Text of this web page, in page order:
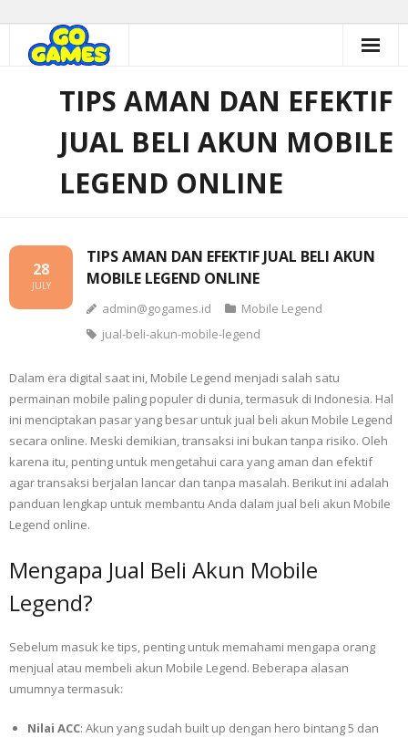
TIPS AMAN DAN EFEKTIF
JUAL BELI AKUN MOBILE
LEGEND ONLINE
TIPS AMAN DAN EFEKTIF JUAL BELI AKUN
MOBILE LEGEND ONLINE
28
JULY
admin@gogames.id
Mobile Legend
jual-beli-akun-mobile-legend
Dalam era digital saat ini, Mobile Legend menjadi salah satu
permainan mobile paling populer di dunia, termasuk di Indonesia. Hal
ini menciptakan pasar yang besar untuk jual beli akun Mobile Legend
secara online. Meski demikian, transaksi ini bukan tanpa risiko. Oleh
karena itu, penting untuk mengetahui cara yang aman dan efektif
agar transaksi berjalan lancar dan tanpa masalah. Berikut ini adalah
panduan lengkap untuk membantu Anda dalam jual beli akun Mobile
Legend online.
Mengapa Jual Beli Akun Mobile
Legend?
Sebelum masuk ke tips, penting untuk memahami mengapa orang
menjual atau membeli akun Mobile Legend. Beberapa alasan
umumnya termasuk:
Nilai ACC: Akun yang sudah built up dengan hero bintang 5 dan